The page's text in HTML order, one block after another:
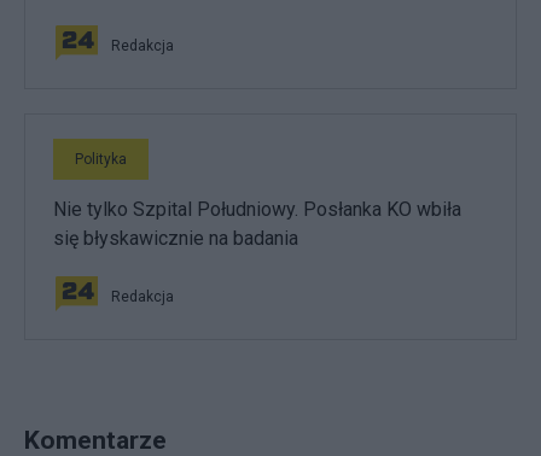
Redakcja
Polityka
Nie tylko Szpital Południowy. Posłanka KO wbiła
się błyskawicznie na badania
Redakcja
Komentarze